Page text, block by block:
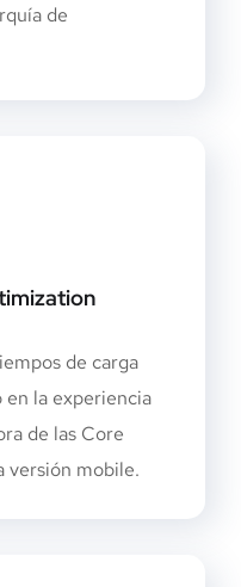
de
de carga
en la experiencia
de las Core
versión mobile.